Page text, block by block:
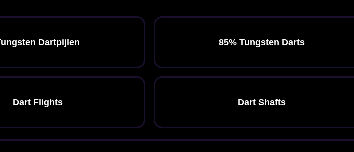
CP 90% - Dartpijlen
€ 97.95